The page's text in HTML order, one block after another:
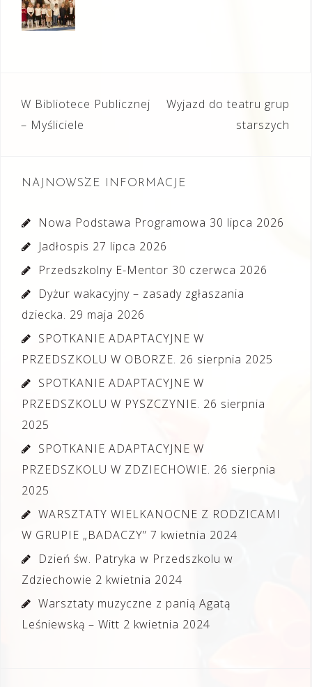
Nawigacja
wpisu
W Bibliotece Publicznej
– Myśliciele
Wyjazd do teatru grup
starszych
NAJNOWSZE INFORMACJE
Nowa Podstawa Programowa 30 lipca 2026
Jadłospis 27 lipca 2026
Przedszkolny E-Mentor 30 czerwca 2026
Dyżur wakacyjny – zasady zgłaszania
dziecka. 29 maja 2026
SPOTKANIE ADAPTACYJNE W
PRZEDSZKOLU W OBORZE. 26 sierpnia 2025
SPOTKANIE ADAPTACYJNE W
PRZEDSZKOLU W PYSZCZYNIE. 26 sierpnia
2025
SPOTKANIE ADAPTACYJNE W
PRZEDSZKOLU W ZDZIECHOWIE. 26 sierpnia
2025
WARSZTATY WIELKANOCNE Z RODZICAMI
W GRUPIE „BADACZY” 7 kwietnia 2024
Dzień św. Patryka w Przedszkolu w
Zdziechowie 2 kwietnia 2024
Warsztaty muzyczne z panią Agatą
Leśniewską – Witt 2 kwietnia 2024